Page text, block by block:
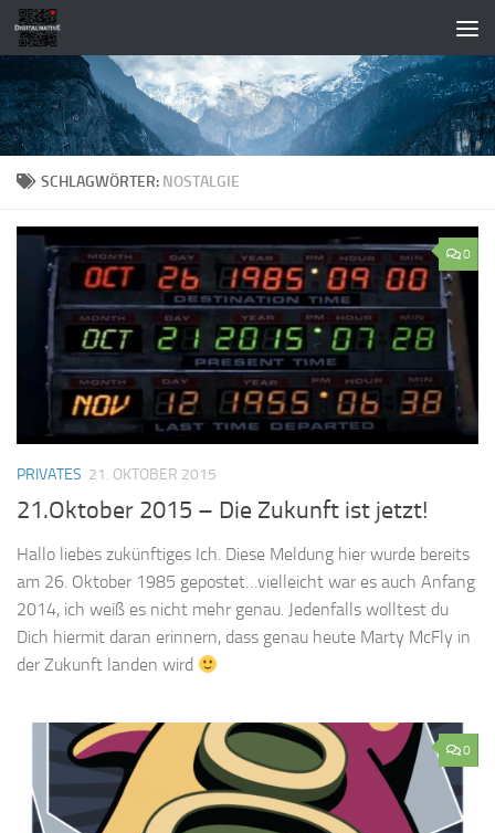
Zum Inhalt springen
SCHLAGWÖRTER: NOSTALGIE
0
PRIVATES 21. OKTOBER 2015
21.Oktober 2015 – Die Zukunft ist jetzt!
Hallo liebes zukünftiges Ich. Diese Meldung hier wurde bereits
am 26. Oktober 1985 gepostet…vielleicht war es auch Anfang
2014, ich weiß es nicht mehr genau. Jedenfalls wolltest du
Dich hiermit daran erinnern, dass genau heute Marty McFly in
der Zukunft landen wird
0